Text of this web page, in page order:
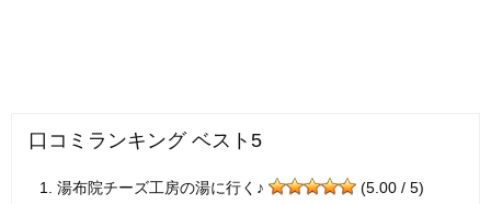
口コミランキング ベスト5
湯布院チーズ工房の湯に行く♪
(5.00 / 5)